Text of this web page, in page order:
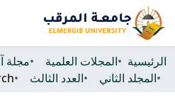
المجتمعات والحاويات
كل دي سبيس
الرئيسية المجلات العلمية
مجلة
المجلد الثاني
العدد الثالث